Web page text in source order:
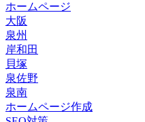
ホームページ
大阪
泉州
岸和田
貝塚
泉佐野
泉南
ホームページ作成